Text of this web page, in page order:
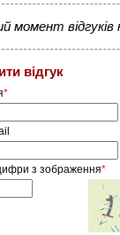
момент відгуків
відгук
*
з зображення*